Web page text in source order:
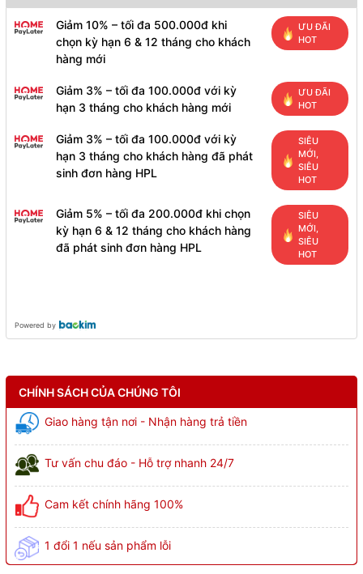
Giảm 10% – tối đa 500.000đ khi
chọn kỳ hạn 6 & 12 tháng cho khách
hàng mới
ƯU ĐÃI
HOT
Giảm 3% – tối đa 100.000đ với kỳ
hạn 3 tháng cho khách hàng mới
ƯU ĐÃI
HOT
Giảm 3% – tối đa 100.000đ với kỳ
hạn 3 tháng cho khách hàng đã phát
sinh đơn hàng HPL
SIÊU
MỚI,
SIÊU
HOT
Giảm 5% – tối đa 200.000đ khi chọn
kỳ hạn 6 & 12 tháng cho khách hàng
đã phát sinh đơn hàng HPL
SIÊU
MỚI,
SIÊU
HOT
Powered by
CHÍNH SÁCH CỦA CHÚNG TÔI
Giao hàng tận nơi - Nhận hàng trả tiền
Tư vấn chu đáo - Hỗ trợ nhanh 24/7
Cam kết chính hãng 100%
1 đổi 1 nếu sản phẩm lỗi